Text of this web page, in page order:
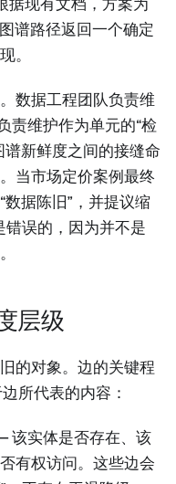
谱路径返回一个确定
。
数据工程团队负责维
责维护作为单元的“检
新鲜度之间的接缝命
当市场定价案例最终
据陈旧”，并提议缩
误的，因为并不是
层级
的对象。边的关键程
所代表的内容：
该实体是否存在、该
有权访问。这些边会